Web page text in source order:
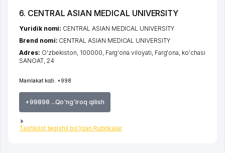
6. CENTRAL ASIAN MEDICAL UNIVERSITY
Mamlakat kodi: +998
+99898 ...Qo'ng'iroq qilish
Tashkilot tegishli bo'lgan Rubrikalar
Yuridik nomi: CENTRAL ASIAN MEDICAL UNIVERSITY
Brend nomi: CENTRAL ASIAN MEDICAL UNIVERSITY
Adres: O'zbekiston, 100000, Farg'ona viloyati, Farg'ona, ko'chasi
SANOAT, 24